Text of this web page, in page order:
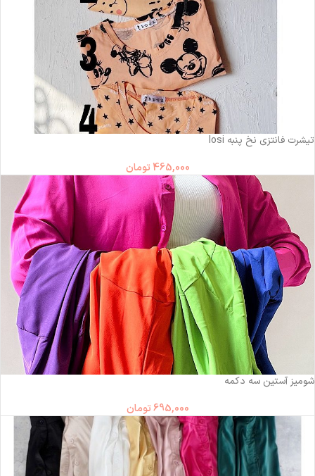
تیشرت فانتزی نخ پنبه losi
465,000 تومان
شومیز آستین سه دکمه
695,000تومان